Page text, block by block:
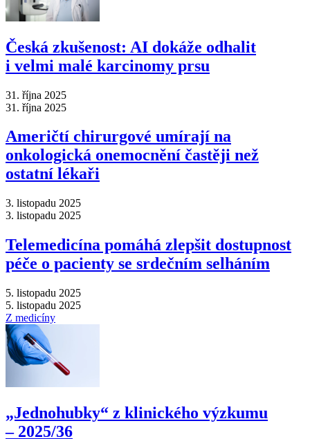
Česká zkušenost: AI dokáže odhalit
i velmi malé karcinomy prsu
31. října 2025
31. října 2025
Američtí chirurgové umírají na
onkologická onemocnění častěji než
ostatní lékaři
3. listopadu 2025
3. listopadu 2025
Telemedicína pomáhá zlepšit dostupnost
péče o pacienty se srdečním selháním
5. listopadu 2025
5. listopadu 2025
Z medicíny
„Jednohubky“ z klinického výzkumu
–⁠ 2025/36